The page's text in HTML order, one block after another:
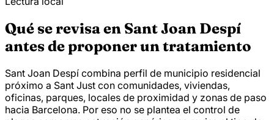
Qué se revisa en Sant Joan Despí
antes de proponer un tratamiento
Sant Joan Despí combina perfil de municipio residencial
próximo a Sant Just con comunidades, viviendas,
oficinas, parques, locales de proximidad y zonas de paso
hacia Barcelona. Por eso no se plantea el control de